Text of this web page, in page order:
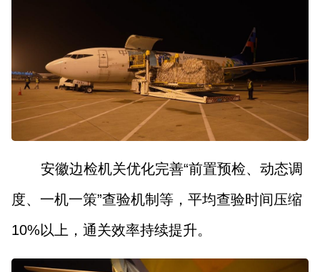
安徽边检机关优化完善“前置预检、动态调
度、一机一策”查验机制等，平均查验时间压缩
10%以上，通关效率持续提升。